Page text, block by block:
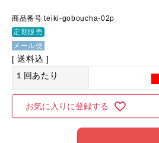
商品番号 teiki-goboucha-02p
定期販売
メール便
送料込
１回あたり
お気に入りに登録する